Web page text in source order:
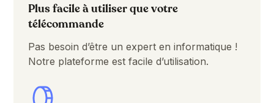
Plus facile à utiliser que votre
télécommande
Pas besoin d’être un expert en informatique !
Notre plateforme est facile d’utilisation.